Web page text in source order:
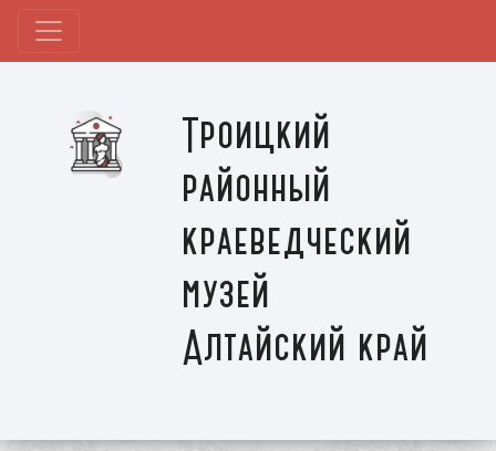
Троицкий
районный
краеведческий
музей
Алтайский край